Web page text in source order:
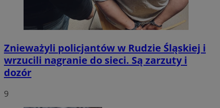
Znieważyli policjantów w Rudzie Śląskiej i
wrzucili nagranie do sieci. Są zarzuty i
dozór
9